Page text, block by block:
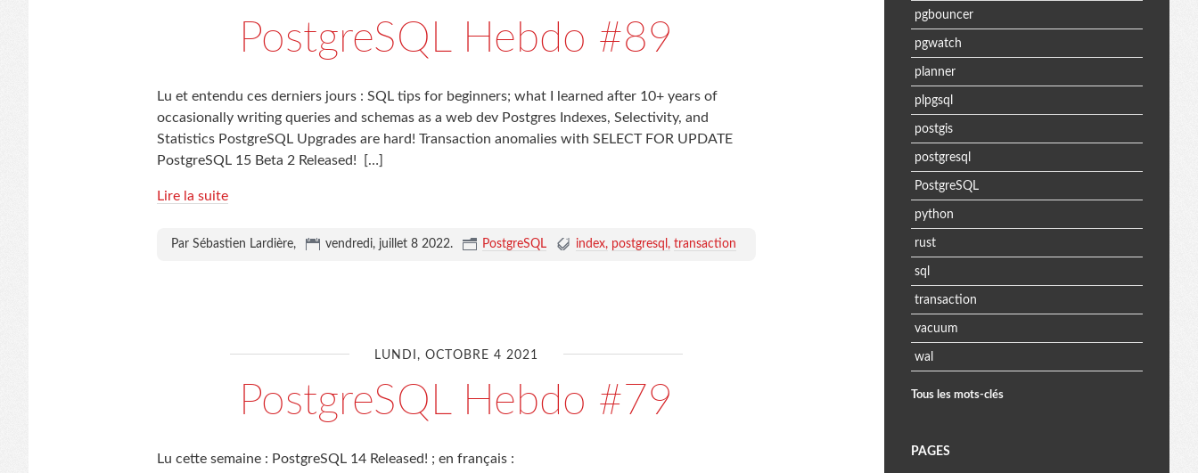
PostgreSQL Hebdo #89
Lu et entendu ces derniers jours : SQL tips for beginners; what I learned after 10+ years of
occasionally writing queries and schemas as a web dev Postgres Indexes, Selectivity, and
Statistics PostgreSQL Upgrades are hard! Transaction anomalies with SELECT FOR UPDATE
PostgreSQL 15 Beta 2 Released!
[…]
Lire la suite
Par Sébastien Lardière, vendredi, juillet 8 2022. PostgreSQL index postgresql transaction
LUNDI, OCTOBRE 4 2021
PostgreSQL Hebdo #79
Lu cette semaine : PostgreSQL 14 Released! ; en français :
pgbouncer
pgwatch
planner
plpgsql
postgis
postgresql
PostgreSQL
python
rust
sql
transaction
vacuum
wal
Tous les mots-clés
PAGES